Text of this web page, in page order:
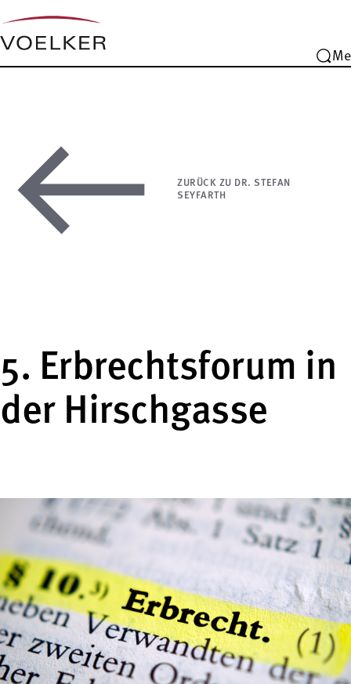
ZURÜCK ZU DR. STEFAN
SEYFARTH
5. Erbrechtsforum in
der Hirschgasse